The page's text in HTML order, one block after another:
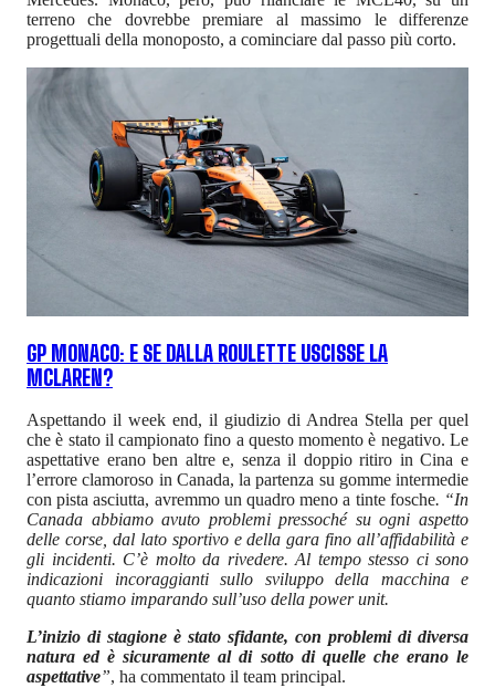
terreno che dovrebbe premiare al massimo le differenze
progettuali della monoposto, a cominciare dal passo più corto.
GP MONACO: E SE DALLA ROULETTE USCISSE LA
MCLAREN?
Aspettando il week end, il giudizio di Andrea Stella per quel
che è stato il campionato fino a questo momento è negativo. Le
aspettative erano ben altre e, senza il doppio ritiro in Cina e
l’errore clamoroso in Canada, la partenza su gomme intermedie
con pista asciutta, avremmo un quadro meno a tinte fosche. “In
Canada abbiamo avuto problemi pressoché su ogni aspetto
delle corse, dal lato sportivo e della gara fino all’affidabilità e
gli incidenti. C’è molto da rivedere. Al tempo stesso ci sono
indicazioni incoraggianti sullo sviluppo della macchina e
quanto stiamo imparando sull’uso della power unit.
L’inizio di stagione è stato sfidante, con problemi di diversa
natura ed è sicuramente al di sotto di quelle che erano le
aspettative”, ha commentato il team principal.